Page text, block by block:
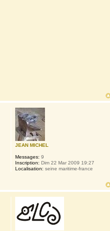
JEAN MICHEL
Messages: 9
Inscription: Dim 22 Mar 2009 19:27
Localisation: seine maritime-france